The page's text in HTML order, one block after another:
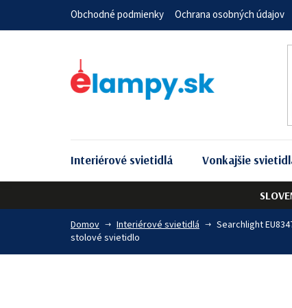
Obchodné podmienky Ochrana osobných údajov
Interiérové svietidlá Vonkajšie
Domov Interiérové svietidlá
Searchlight
stolové svietidlo